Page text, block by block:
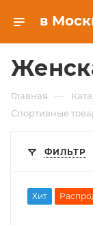
Главная —
Спортивные
ФИЛЬТР
Хит